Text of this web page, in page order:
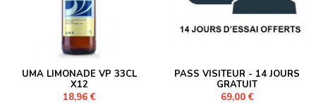
UMA LIMONADE VP 33CL
X12
18,96 €
PASS VISITEUR - 14 JOURS
GRATUIT
69,00 €